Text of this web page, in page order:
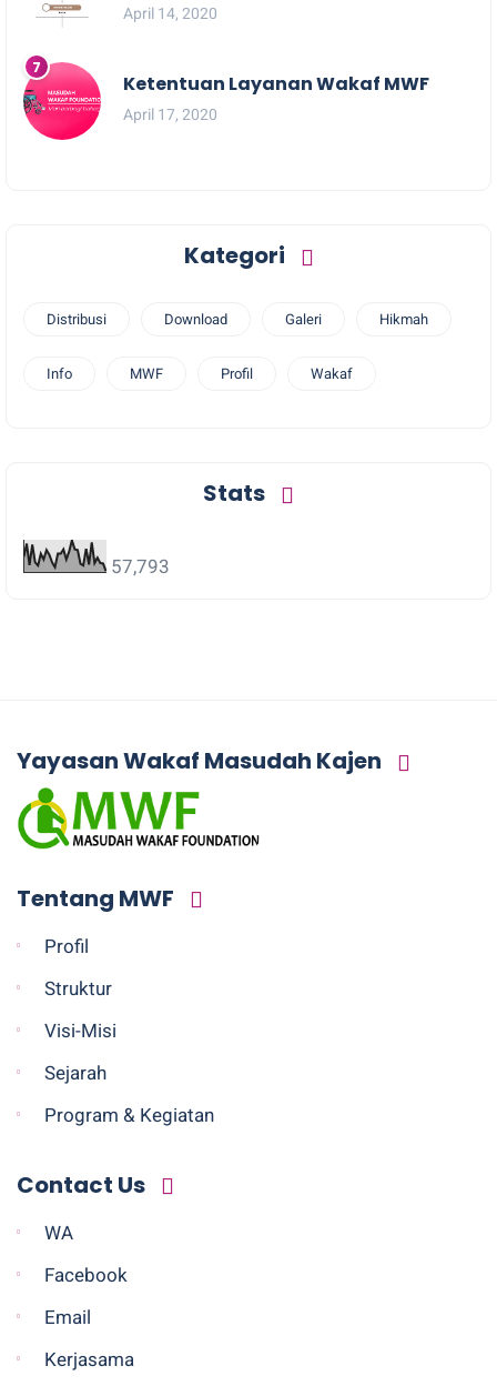
April 14, 2020
Ketentuan Layanan Wakaf MWF
April 17, 2020
Kategori
Distribusi Download Galeri Hikmah
Info MWF Profil Wakaf
Stats
57,793
Yayasan Wakaf Masudah Kajen
Tentang MWF
Profil
Struktur
Visi-Misi
Sejarah
Program & Kegiatan
Contact Us
WA
Facebook
Email
Kerjasama